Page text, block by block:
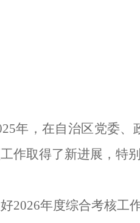
年，在自治区党委
作取得了新进展，特
2026年度综合考核工